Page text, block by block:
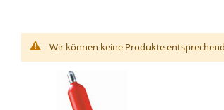
Wir können keine Produkte